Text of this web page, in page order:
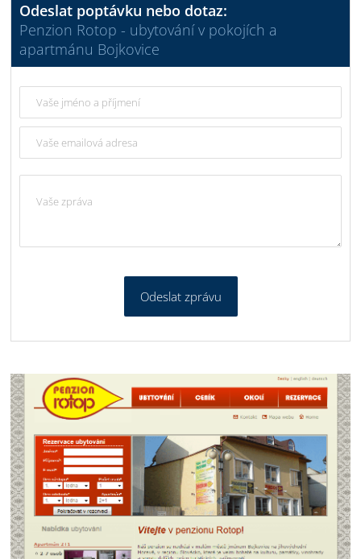
Odeslat poptávku nebo dotaz:
Penzion Rotop - ubytování v pokojích a
apartmánu Bojkovice
Odeslat zprávu